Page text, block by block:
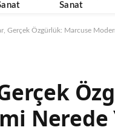
Sanat
Gerçek Özgürlük: Marcuse
Nerede